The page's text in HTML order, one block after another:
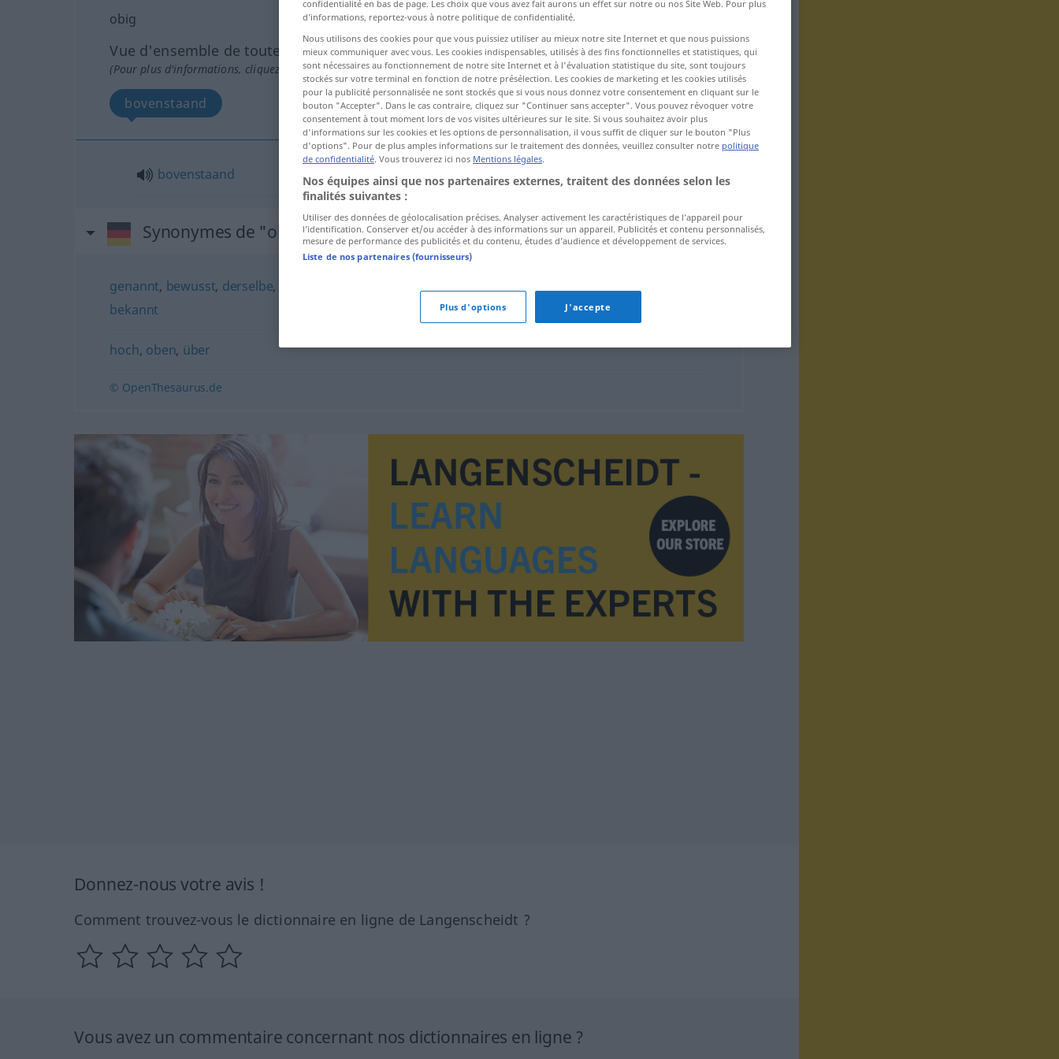
obig
Vue d'ensemble de toutes les traductions
(Pour plus d'informations, cliquez sur/touchez la traduction)
bovenstaand
bovenstaand obig
Synonymes de "obig"
genannt, bewusst, derselbe,
bekannt
hoch, oben, über
© OpenThesaurus.de
Donnez-nous votre avis !
Comment trouvez-vous le dictionnaire en ligne de Langenscheidt ?
Vous avez un commentaire concernant nos dictionnaires en ligne ?
confidentialité en bas de page. Les choix que vous avez fait aurons un effet sur notre ou nos Site Web. Pour plus
d’informations, reportez-vous à notre politique de confidentialité.
Nous utilisons des cookies pour que vous puissiez utiliser au mieux notre site Internet et que nous puissions
mieux communiquer avec vous. Les cookies indispensables, utilisés à des fins fonctionnelles et statistiques, qui
sont nécessaires au fonctionnement de notre site Internet et à l'évaluation statistique du site, sont toujours
stockés sur votre terminal en fonction de notre présélection. Les cookies de marketing et les cookies utilisés
pour la publicité personnalisée ne sont stockés que si vous nous donnez votre consentement en cliquant sur le
bouton "Accepter". Dans le cas contraire, cliquez sur "Continuer sans accepter". Vous pouvez révoquer votre
consentement à tout moment lors de vos visites ultérieures sur le site. Si vous souhaitez avoir plus
d'informations sur les cookies et les options de personnalisation, il vous suffit de cliquer sur le bouton "Plus
d'options". Pour de plus amples informations sur le traitement des données, veuillez consulter notre politique
de confidentialité. Vous trouverez ici nos Mentions légales.
Nos équipes ainsi que nos partenaires externes, traitent des données selon les
finalités suivantes :
Utiliser des données de géolocalisation précises. Analyser activement les caractéristiques de l’appareil pour
l’identification. Conserver et/ou accéder à des informations sur un appareil. Publicités et contenu personnalisés,
mesure de performance des publicités et du contenu, études d’audience et développement de services.
Liste de nos partenaires (fournisseurs)
Plus d'options J'accepte